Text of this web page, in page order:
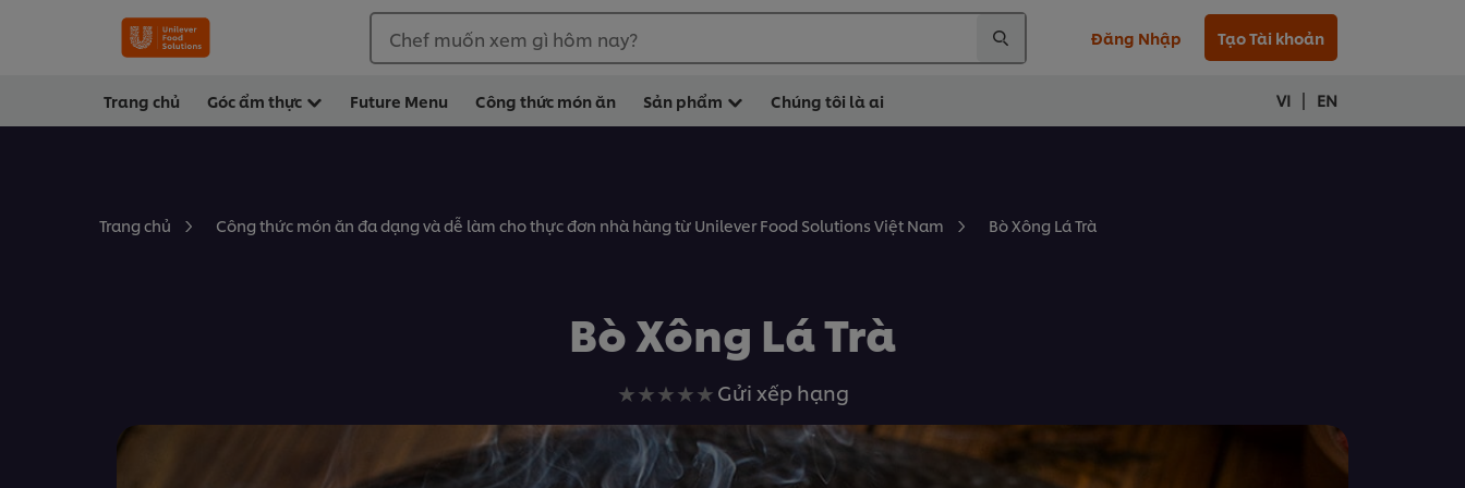
Chef muốn xem gì hôm nay? Đăng Nhập Tạo Tài khoản
Trang chủ Góc ẩm thực Future Menu Công thức món ăn Sản phẩm Chúng tôi là ai VI | EN
Trang chủ Công thức món ăn đa dạng và dễ làm cho thực đơn nhà hàng từ Unilever Food Solutions Việt Nam Bò Xông Lá Trà
Bò Xông Lá Trà
Không
có
xếp
hạng
Gửi xếp hạng